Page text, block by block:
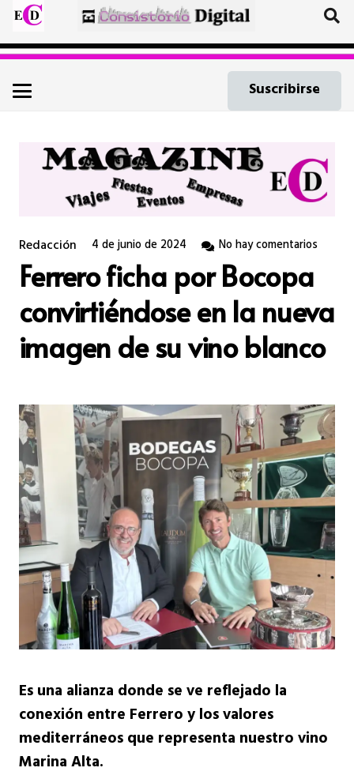
Suscribirse
Redacción 4 de junio de 2024 No hay comentarios
Ferrero ficha por Bocopa
convirtiéndose en la nueva
imagen de su vino blanco
Es una alianza donde se ve reflejado la
conexión entre Ferrero y los valores
mediterráneos que representa nuestro vino
Marina Alta.